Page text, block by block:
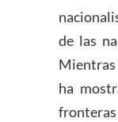
de las
Mientras
ha